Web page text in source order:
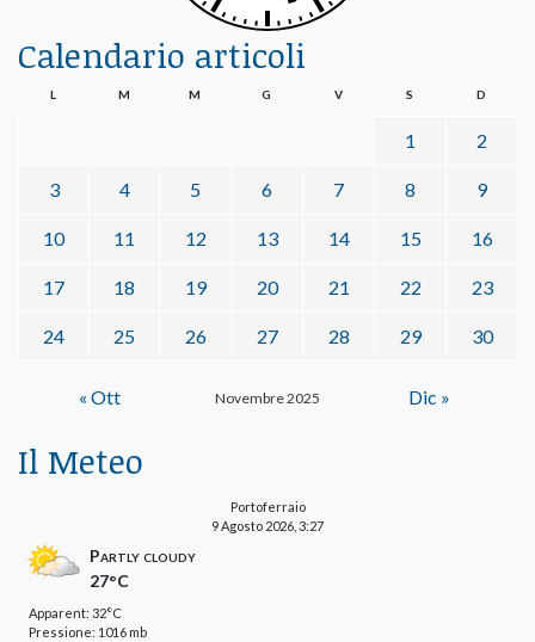
Calendario articoli
Novembre 2025
L M M G V S D
1 2
3 4 5 6 7 8 9
10 11 12 13 14 15 16
17 18 19 20 21 22 23
24 25 26 27 28 29 30
« Ott Dic »
Il Meteo
Portoferraio
9 Agosto 2026, 3:27
Partly cloudy
27°C
Apparent: 32°C
Pressione: 1016 mb